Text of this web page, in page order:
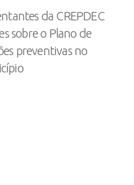
da CREPDEC
sobre o Plano de
preventivas no